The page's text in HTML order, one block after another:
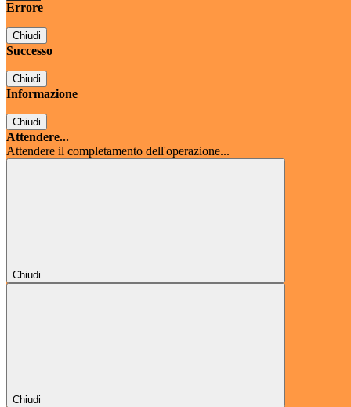
Errore
Chiudi
Successo
Chiudi
Informazione
Chiudi
Attendere...
Attendere il completamento dell'operazione...
Chiudi
Chiudi